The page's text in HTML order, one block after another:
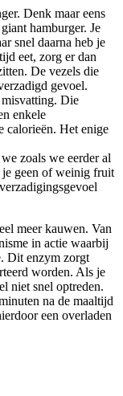
Denk maar eens
hamburger. Je
snel daarna heb je
eet, zorg er dan
De vezels die
gevoel.
misvatting. Die
enkele
calorieën. Het enige
zoals we eerder al
je geen of weinig fruit
meer kauwen. Van
in actie waarbij
Dit enzym zorgt
worden. Als je
niet snel optreden.
na de maaltijd
een overladen